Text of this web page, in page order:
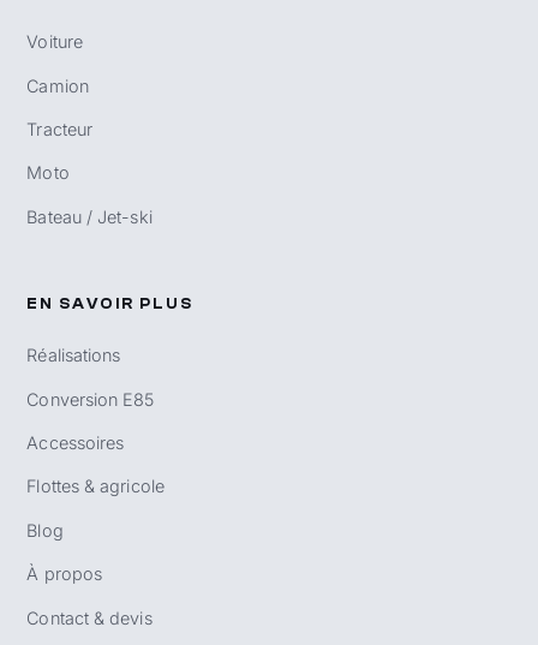
Voiture
Camion
Tracteur
Moto
Bateau / Jet-ski
EN SAVOIR PLUS
Réalisations
Conversion E85
Accessoires
Flottes & agricole
Blog
À propos
Contact & devis